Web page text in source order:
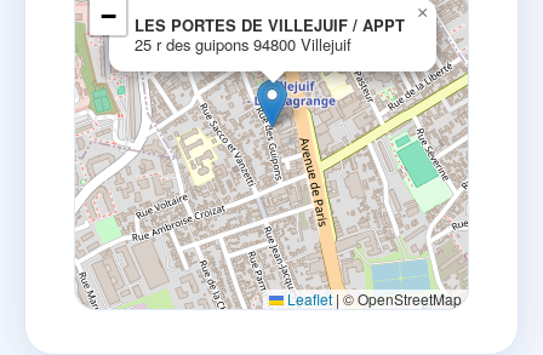
LES PORTES DE VILLEJUIF / APPT
25 r des guipons 94800 Villejuif
×
−
Leaflet | © OpenStreetMap